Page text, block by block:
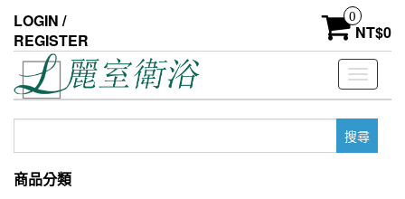
the
content
LOGIN /
REGISTER
0
NT$0
Toggle
鍵
商品分類